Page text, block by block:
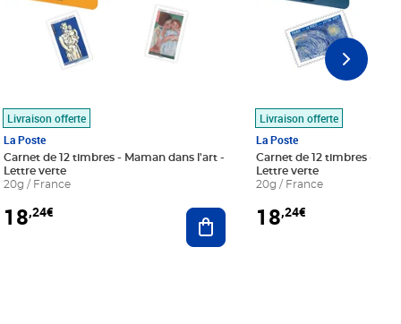
au panier
Livraison offerte
La Poste
Carnet de 12 timbres - Maman dans l'art -
Lettre verte
20g / France
18,24€ Ajouter au panier
Livraison offerte
La Poste
Carnet de 12 timbres - Le
Lettre verte
20g / France
18,24€